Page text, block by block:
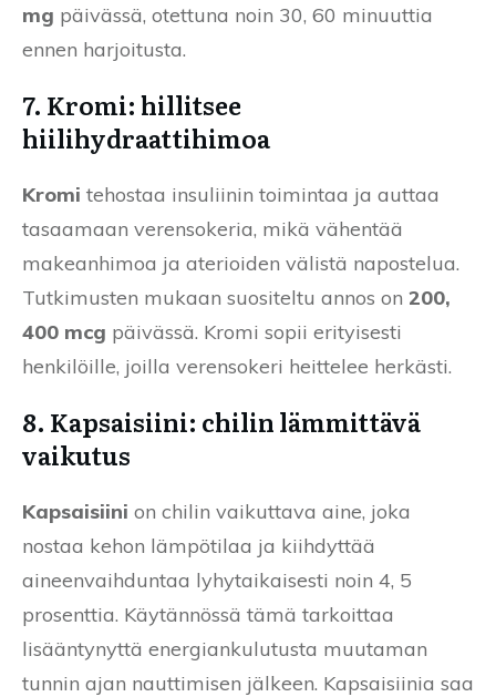
mg päivässä, otettuna noin 30, 60 minuuttia
ennen harjoitusta.
7. Kromi: hillitsee
hiilihydraattihimoa
Kromi tehostaa insuliinin toimintaa ja auttaa
tasaamaan verensokeria, mikä vähentää
makeanhimoa ja aterioiden välistä napostelua.
Tutkimusten mukaan suositeltu annos on 200,
400 mcg päivässä. Kromi sopii erityisesti
henkilöille, joilla verensokeri heittelee herkästi.
8. Kapsaisiini: chilin lämmittävä
vaikutus
Kapsaisiini on chilin vaikuttava aine, joka
nostaa kehon lämpötilaa ja kiihdyttää
aineenvaihduntaa lyhytaikaisesti noin 4, 5
prosenttia. Käytännössä tämä tarkoittaa
lisääntynyttä energiankulutusta muutaman
tunnin ajan nauttimisen jälkeen. Kapsaisiinia saa